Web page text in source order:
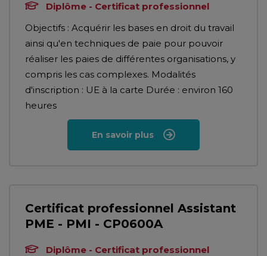
Diplôme - Certificat professionnel
Objectifs : Acquérir les bases en droit du travail
ainsi qu'en techniques de paie pour pouvoir
réaliser les paies de différentes organisations, y
compris les cas complexes. Modalités
d'inscription : UE à la carte Durée : environ 160
heures
En savoir plus
Certificat professionnel Assistant
PME - PMI - CP0600A
Diplôme - Certificat professionnel